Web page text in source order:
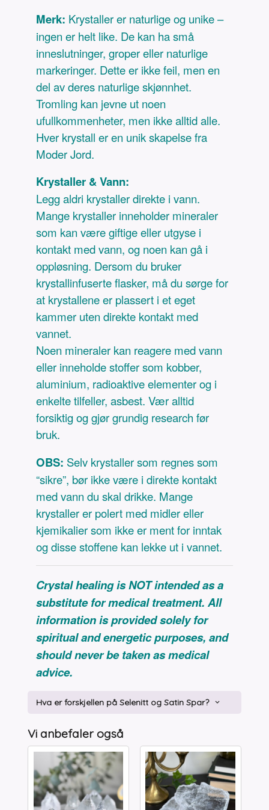
Merk: Krystaller er naturlige og unike –
ingen er helt like. De kan ha små
inneslutninger, groper eller naturlige
markeringer. Dette er ikke feil, men en
del av deres naturlige skjønnhet.
Tromling kan jevne ut noen
ufullkommenheter, men ikke alltid alle.
Hver krystall er en unik skapelse fra
Moder Jord.
Krystaller & Vann:
Legg aldri krystaller direkte i vann.
Mange krystaller inneholder mineraler
som kan være giftige eller utgyse i
kontakt med vann, og noen kan gå i
oppløsning. Dersom du bruker
krystallinfuserte flasker, må du sørge for
at krystallene er plassert i et eget
kammer uten direkte kontakt med
vannet.
Noen mineraler kan reagere med vann
eller inneholde stoffer som kobber,
aluminium, radioaktive elementer og i
enkelte tilfeller, asbest. Vær alltid
forsiktig og gjør grundig research før
bruk.
OBS: Selv krystaller som regnes som
“sikre”, bør ikke være i direkte kontakt
med vann du skal drikke. Mange
krystaller er polert med midler eller
kjemikalier som ikke er ment for inntak
og disse stoffene kan lekke ut i vannet.
Crystal healing is NOT intended as a
substitute for medical treatment. All
information is provided solely for
spiritual and energetic purposes, and
should never be taken as medical
advice.
Hva er forskjellen på Selenitt og Satin Spar?
Vi anbefaler også